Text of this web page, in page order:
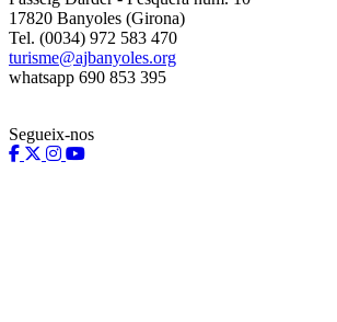
17820 Banyoles (Girona)
Tel. (0034) 972 583 470
turisme@ajbanyoles.org
whatsapp 690 853 395
Segueix-nos